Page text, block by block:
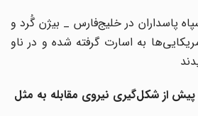
پاسداران در خلیج‌فارس _ بیژن گُرد و
به اسارت گرفته شده و در ناو